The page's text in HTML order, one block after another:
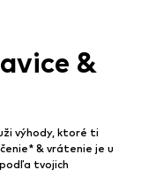
&
výhody, ktoré ti
& vrátenie je u
tvojich